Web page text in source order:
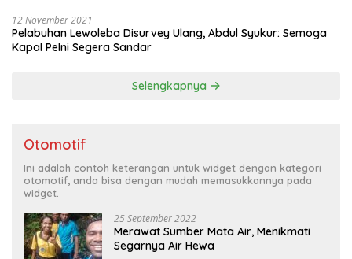
12 November 2021
Pelabuhan Lewoleba Disurvey Ulang, Abdul Syukur: Semoga
Kapal Pelni Segera Sandar
Selengkapnya
Otomotif
Ini adalah contoh keterangan untuk widget dengan kategori
otomotif, anda bisa dengan mudah memasukkannya pada
widget.
25 September 2022
Merawat Sumber Mata Air, Menikmati
Segarnya Air Hewa